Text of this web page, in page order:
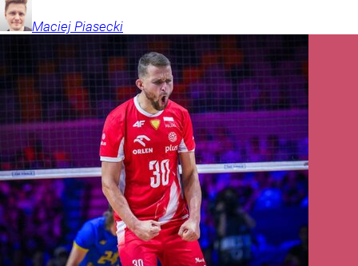
Maciej Piasecki